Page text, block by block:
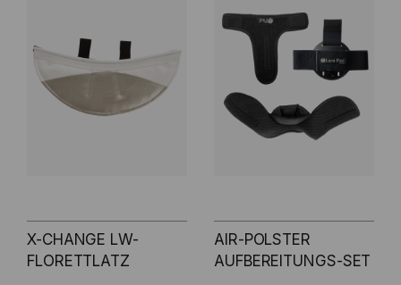
X-CHANGE LW-
FLORETTLATZ
AIR-POLSTER
AUFBEREITUNGS-SET